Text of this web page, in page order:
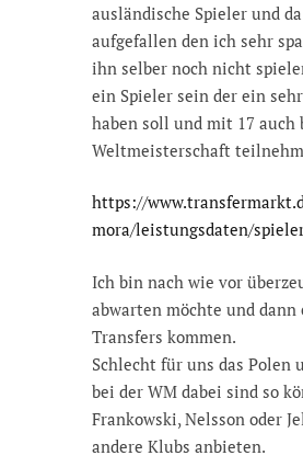
ausländische Spieler und
aufgefallen den ich sehr
ihn selber noch nicht
ein Spieler sein der ein
haben soll und mit 17 auch
Weltmeisterschaft
https://
mora/leistungsdaten/
Ich bin nach wie vor
abwarten möchte und dann
Transfers kommen.
Schlecht für uns das Polen
bei der WM dabei sind so
Frankowski, Nelsson oder
andere Klubs anbieten.